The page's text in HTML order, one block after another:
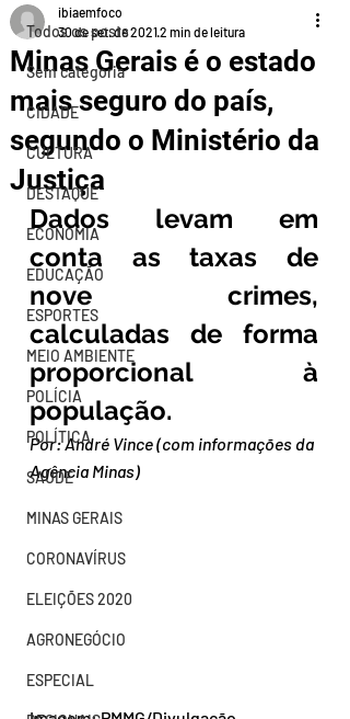
Todos os posts
Sem categoria
CIDADE
CULTURA
DESTAQUE
ECONOMIA
EDUCAÇÃO
ESPORTES
MEIO AMBIENTE
POLÍCIA
POLÍTICA
SAÚDE
MINAS GERAIS
CORONAVÍRUS
ELEIÇÕES 2020
AGRONEGÓCIO
ESPECIAL
Minas Gerais é o estado
mais seguro do país,
segundo o Ministério da
Justiça
ibiaemfoco
30 de set. de 20212 min de leitura
Dados levam em
conta as taxas de
nove crimes,
calculadas de forma
proporcional à
população.
Por: André Vince (com informações da
Agência Minas)